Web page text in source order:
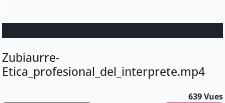
Zubiaurre-
Etica_profesional_del_interprete.mp4
639 Vues